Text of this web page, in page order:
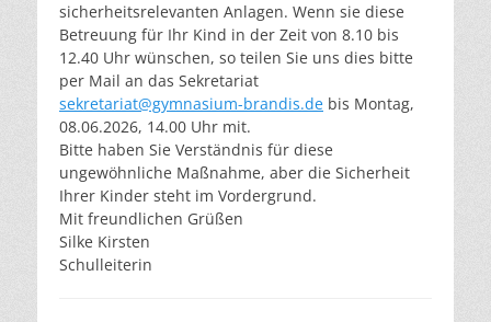
sicherheitsrelevanten Anlagen. Wenn sie diese
Betreuung für Ihr Kind in der Zeit von 8.10 bis
12.40 Uhr wünschen, so teilen Sie uns dies bitte
per Mail an das Sekretariat
sekretariat@gymnasium-brandis.de bis Montag,
08.06.2026, 14.00 Uhr mit.
Bitte haben Sie Verständnis für diese
ungewöhnliche Maßnahme, aber die Sicherheit
Ihrer Kinder steht im Vordergrund.
Mit freundlichen Grüßen
Silke Kirsten
Schulleiterin